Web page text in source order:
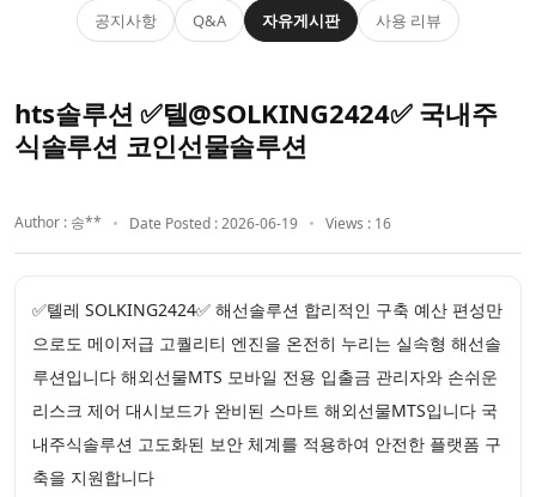
공지사항 Q&A 자유게시판 사용 리뷰
hts솔루션 ✅텔@SOLKING2424✅ 국내주
식솔루션 코인선물솔루션
Author : 송** Date Posted : 2026-06-19 Views : 16
✅톌레 SOLKING2424✅ 해선솔루션 합리적인 구축 예산 편성만
으로도 메이저급 고퀄리티 엔진을 온전히 누리는 실속형 해선솔
루션입니다 해외선물MTS 모바일 전용 입출금 관리자와 손쉬운
리스크 제어 대시보드가 완비된 스마트 해외선물MTS입니다 국
내주식솔루션 고도화된 보안 체계를 적용하여 안전한 플랫폼 구
축을 지원합니다